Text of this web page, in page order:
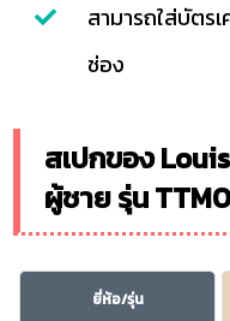
สามารถใส่บัตร
ช่อง
สเปกของ
ผู้ชาย รุ่น
ยี่ห้อ/รุ่น